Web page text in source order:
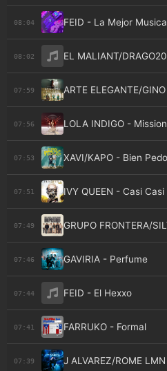
08:04 FEID - La Mejor Musica
08:02 EL MALIANT/
07:59 ARTE ELEGANTE/
07:56 LOLA INDIGO -
07:53 XAVI/KAPO - Bien
07:51 IVY QUEEN - Casi Casi
07:49 GRUPO FRONTERA/
07:46 GAVIRIA - Perfume
07:44 FEID - El Hexxo
07:41 FARRUKO - Formal
07:39 J ALVAREZ/ROME